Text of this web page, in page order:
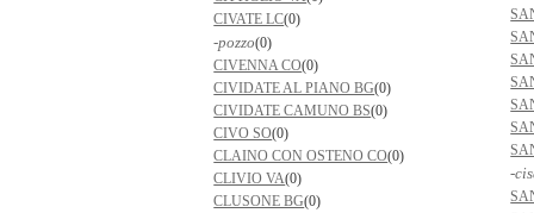
CIVATE LC(0)
-pozzo(0)
CIVENNA CO(0)
CIVIDATE AL PIANO BG(0)
CIVIDATE CAMUNO BS(0)
CIVO SO(0)
CLAINO CON OSTENO CO(0)
CLIVIO VA(0)
CLUSONE BG(0)
-